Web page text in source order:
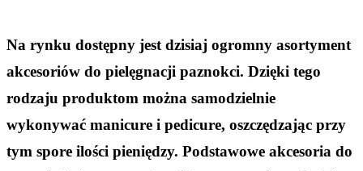
Na rynku dostępny jest dzisiaj ogromny asortyment
akcesoriów do pielęgnacji paznokci. Dzięki tego
rodzaju produktom można samodzielnie
wykonywać manicure i pedicure, oszczędzając przy
tym spore ilości pieniędzy. Podstawowe akcesoria do